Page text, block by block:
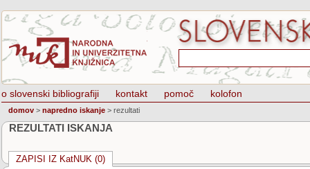
o slovenski bibliografiji kontakt pomoč kolofon
domov > napredno iskanje > rezultati
REZULTATI ISKANJA
ZAPISI IZ KatNUK (0)